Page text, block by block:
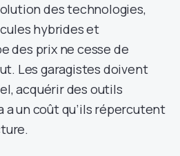
des technologies,
hybrides et
des prix ne cesse de
Les garagistes doivent
acquérir des outils
a un coût qu’ils répercutent